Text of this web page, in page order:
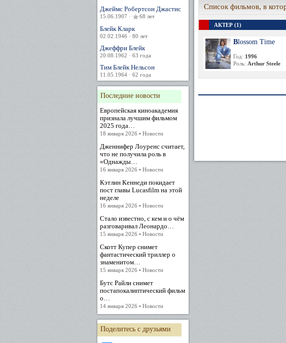
Джеймс Робертсон Джастис
15.06.1907 · 68 лет
Блейк Кларк
02.02.1946 · 80 лет
Джеффри Блейк
20.08.1962 · 63 года
Тим Блейк Нельсон
11.05.1964 · 62 года
Последние новости
Европейская киноакадемия
признала лучшим фильмом
2025 года…
18 января 2026 • Новости
Дженнифер Лоуренс считает,
что не получила роль в
«Однажды…
16 января 2026 • Новости
Кэтлин Кеннеди покидает
пост главы Lucasfilm на этой
неделе
16 января 2026 • Новости
Стало известно, с кем и о чём
разговаривал Леонардо…
15 января 2026 • Новости
Скотт Купер снимет
фантастический триллер о
знаменитом…
15 января 2026 • Новости
Бутс Райли снимет
постапокалиптический фильм
о…
14 января 2026 • Новости
Поделитесь с друзьями
Список фильмов, в
АКТЕР (1)
Blossom Time
Год: 1996
Роль: Arthur Steele